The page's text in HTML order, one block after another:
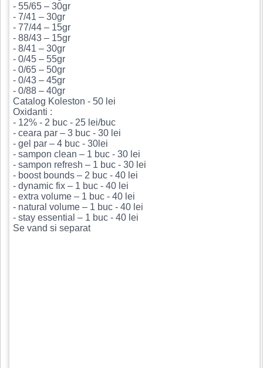
- 55/65 – 30gr
- 7/41 – 30gr
- 77/44 – 15gr
- 88/43 – 15gr
- 8/41 – 30gr
- 0/45 – 55gr
- 0/65 – 50gr
- 0/43 – 45gr
- 0/88 – 40gr
Catalog Koleston - 50 lei
Oxidanti :
- 12% - 2 buc - 25 lei/buc
- ceara par – 3 buc - 30 lei
- gel par – 4 buc - 30lei
- sampon clean – 1 buc - 30 lei
- sampon refresh – 1 buc - 30 lei
- boost bounds – 2 buc - 40 lei
- dynamic fix – 1 buc - 40 lei
- extra volume – 1 buc - 40 lei
- natural volume – 1 buc - 40 lei
- stay essential – 1 buc - 40 lei
Se vand si separat